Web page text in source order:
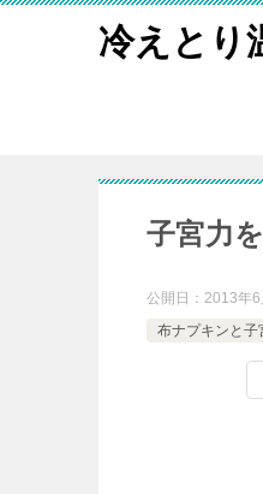
冷えとり
子宮力
公開日： 2013年6
布ナプキンと子